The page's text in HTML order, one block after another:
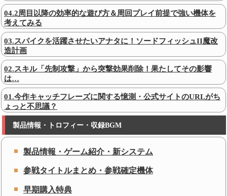
04.2周目以降の効率的な遊び方＆周回プレイ前提で強い機体を
考えてみる
03.スパイクを活躍させたいアナタに！ソードフィッシュII魔改
造計画
02.スキル「先制攻撃」から突撃効果削除！果たしてその影響
は…
01.今作キャッチフレーズに関する憶測・公式サイトのURLがち
ょっと不思議？
製品情報・トロフィー・収録BGM
製品情報・ゲーム紹介・新システム
参戦タイトルまとめ・参戦確定機体
早期購入特典